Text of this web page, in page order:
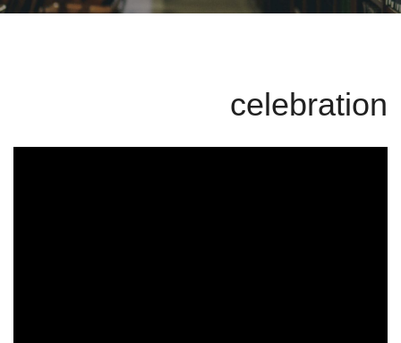
البحث العلمي
celebration